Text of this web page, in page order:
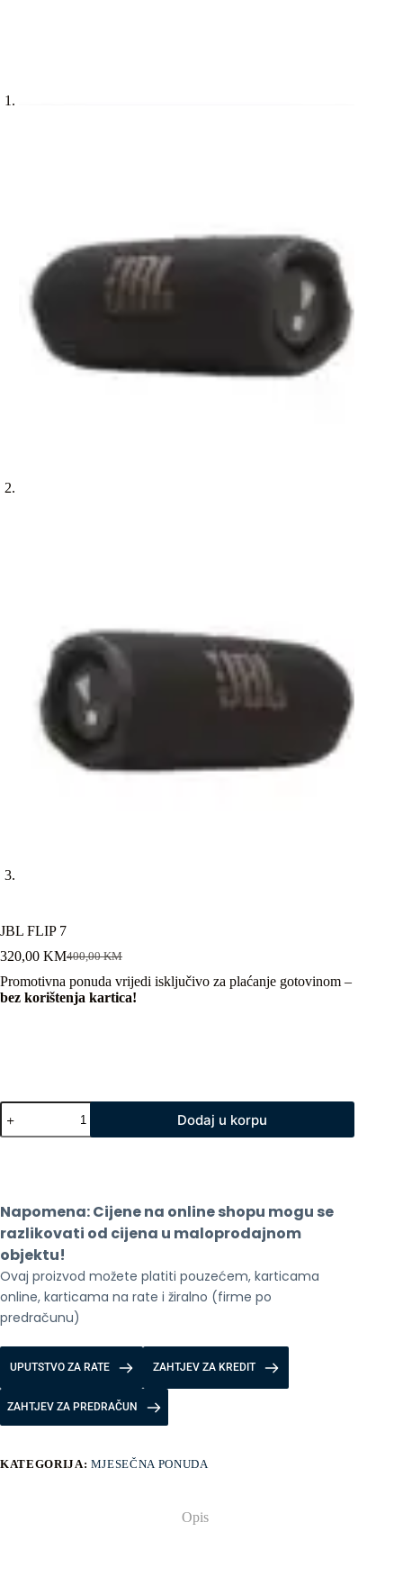
JBL FLIP 7
400,00KM
Original
price
was:
320,00 KMCurrent
price
is:
Promotivna ponuda vrijedi isključivo za plaćanje gotovinom –
bez korištenja kartica!
JBL
FLIP
7
Dodaj u korpu
Napomena: Cijene na online shopu mogu se
razlikovati od cijena u maloprodajnom
objektu!
Ovaj proizvod možete platiti pouzećem, karticama
online, karticama na rate i žiralno (firme po
predračunu)
UPUTSTVO ZA RATE ZAHTJEV ZA KREDIT
ZAHTJEV ZA PREDRAČUN
KATEGORIJA: MJESEČNA PONUDA
Opis